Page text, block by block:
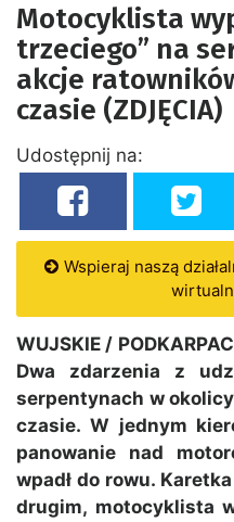
Motocyklista
trzeciego” na
akcje
czasie (ZDJĘCIA)
Udostępnij na:
Wspieraj naszą
WUJSKIE /
Dwa zdarzenia z
serpentynach w
czasie. W jednym
panowanie nad
wpadł do rowu.
drugim, motocyklista